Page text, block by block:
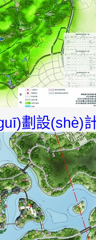
劃設(shè)